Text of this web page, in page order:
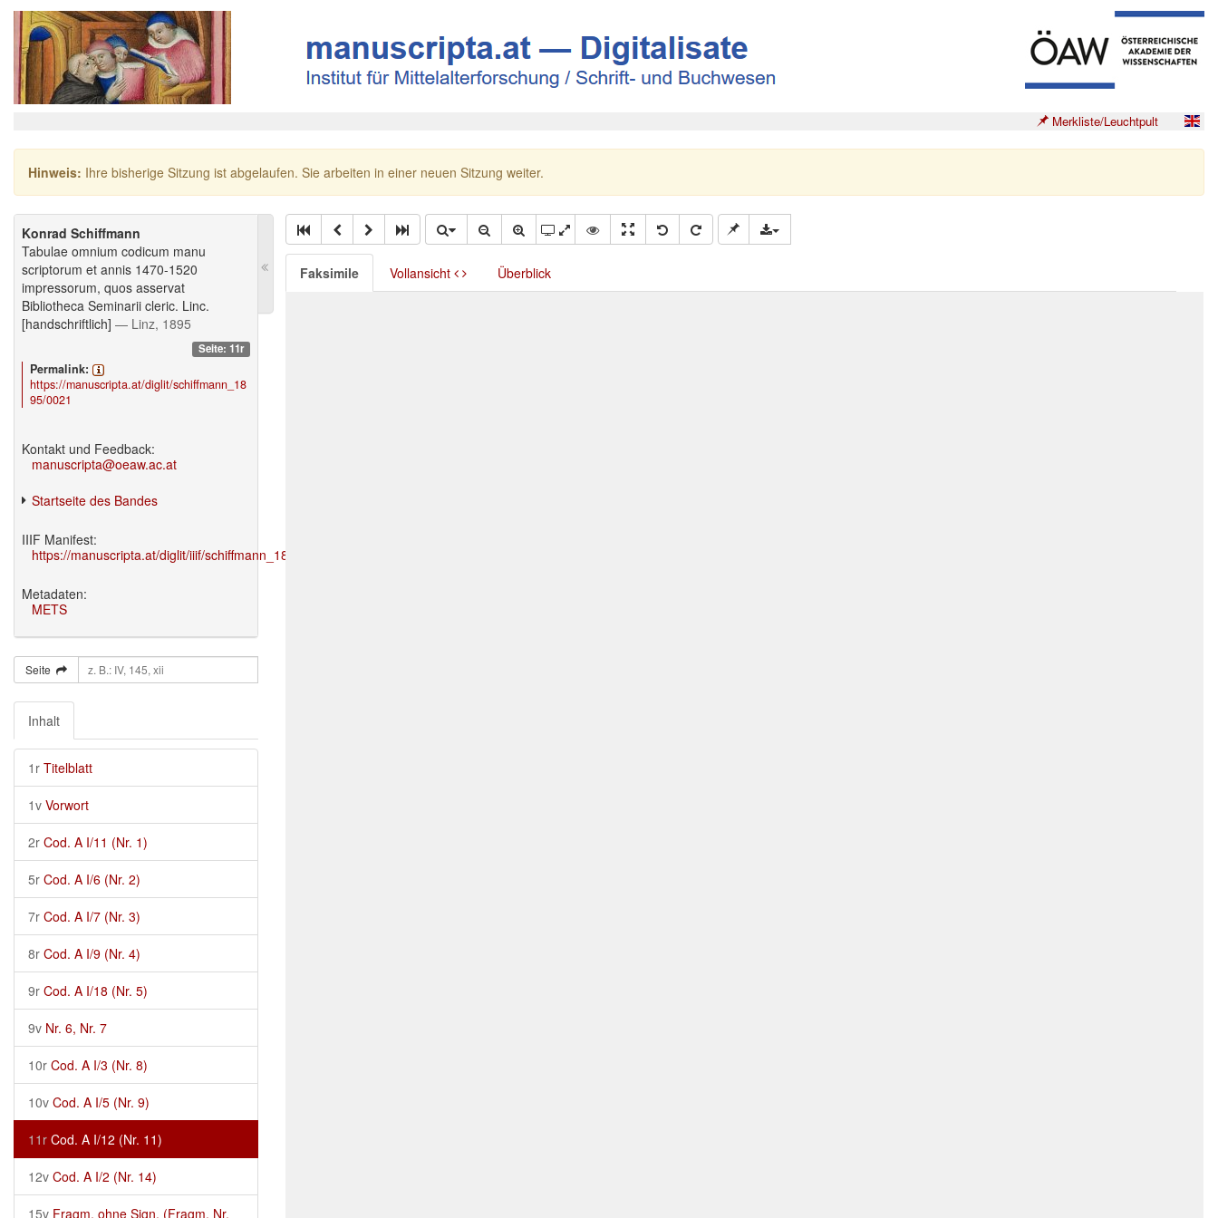
Merkliste/Leuchtpult
Hinweis: Ihre bisherige Sitzung ist abgelaufen. Sie arbeiten in einer neuen Sitzung weiter.
Konrad Schiffmann
Tabulae omnium codicum manu
scriptorum et annis 1470-1520
impressorum, quos asservat
Bibliotheca Seminarii cleric. Linc.
[handschriftlich] — Linz, 1895
Seite: 11r
Permalink:
https://manuscripta.at/diglit/schiffmann_18
95/0021
Kontakt und Feedback:
manuscripta@oeaw.ac.at
Startseite des Bandes
IIIF Manifest:
https://manuscripta.at/diglit/iiif/schiffmann_1895/manifest.json
Metadaten:
METS
Seite
Inhalt
1r Titelblatt
1v Vorwort
2r Cod. A I/11 (Nr. 1)
5r Cod. A I/6 (Nr. 2)
7r Cod. A I/7 (Nr. 3)
8r Cod. A I/9 (Nr. 4)
9r Cod. A I/18 (Nr. 5)
9v Nr. 6, Nr. 7
10r Cod. A I/3 (Nr. 8)
10v Cod. A I/5 (Nr. 9)
11r Cod. A I/12 (Nr. 11)
12v Cod. A I/2 (Nr. 14)
15v Fragm. ohne Sign. (Fragm. Nr.
Faksimile Vollansicht Überblick